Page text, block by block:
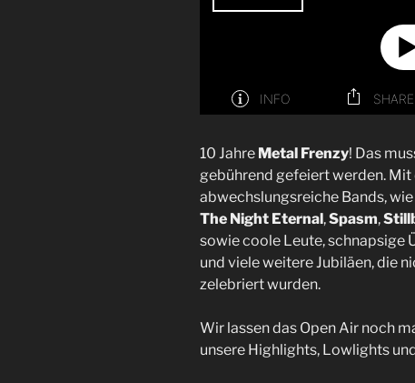
10 Jahre Metal Frenzy! Das
gebührend gefeiert werden.
abwechslungsreiche Bands, wie
The Night Eternal,Spasm,
sowie coole Leute, schnapsige
und viele weitere Jubiläen, die
zelebriert wurden.
Wir lassen das Open Air noch
unsere Highlights, Lowlights